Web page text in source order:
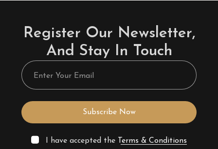
Register Our Newsletter,
And Stay In Touch
Subscribe Now
I have accepted the Terms & Conditions